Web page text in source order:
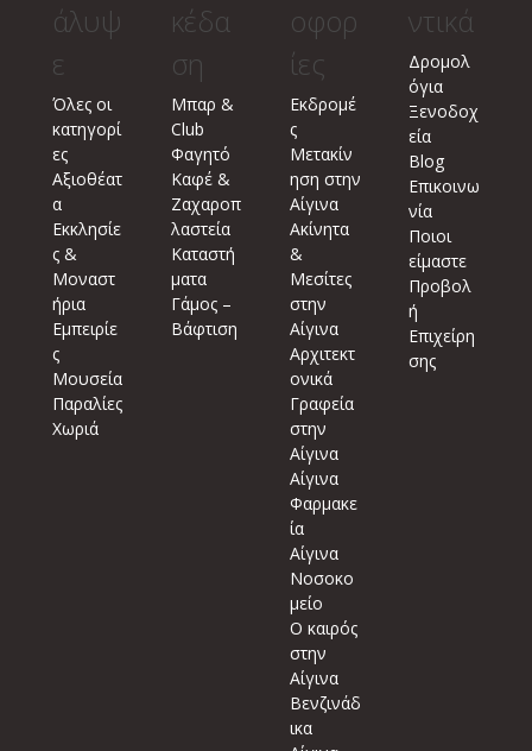
άλυψ
ε
Όλες οι
κατηγορί
ες
Αξιοθέατ
α
Εκκλησίε
ς &
Μοναστ
ήρια
Εμπειρίε
ς
Μουσεία
Παραλίες
Χωριά
κέδα
ση
Μπαρ &
Club
Φαγητό
Καφέ &
Ζαχαροπ
λαστεία
Καταστή
ματα
Γάμος –
Βάφτιση
οφορ
ίες
Εκδρομέ
ς
Μετακίν
ηση στην
Αίγινα
Ακίνητα
&
Μεσίτες
στην
Αίγινα
Αρχιτεκτ
ονικά
Γραφεία
στην
Αίγινα
Αίγινα
Φαρμακε
ία
Αίγινα
Νοσοκο
μείο
Ο καιρός
στην
Αίγινα
Βενζινάδ
ικα
ντικά
Δρομολ
όγια
Ξενοδοχ
εία
Blog
Επικοινω
νία
Ποιοι
είμαστε
Προβολ
ή
Επιχείρη
σης